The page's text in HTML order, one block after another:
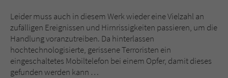
Leider muss auch in diesem Werk wieder eine Vielzahl an
zufälligen Ereignissen und Hirnrissigkeiten passieren, um die
Handlung voranzutreiben. Da hinterlassen
hochtechnologisierte, gerissene Terroristen ein
eingeschaltetes Mobiltelefon bei einem Opfer, damit dieses
gefunden werden kann …